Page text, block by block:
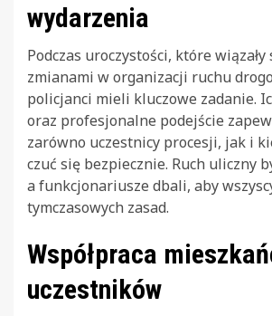
wydarzenia
Podczas uroczystości, które
zmianami w organizacji ruchu
policjanci mieli kluczowe zadanie.
oraz profesjonalne podejście
zarówno uczestnicy procesji, jak i
czuć się bezpiecznie. Ruch uliczny
a funkcjonariusze dbali, aby
tymczasowych zasad.
Współpraca
uczestników